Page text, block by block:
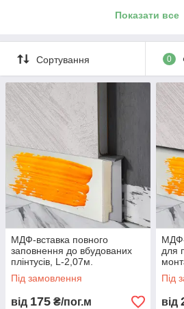
Виготовлення МДФ-плінтуса
Показати все
Сортування 0
МДФ-вставка повного
заповнення до вбудованих
плінтусів, L-2,07м.
Під замовлення
від 175 ₴/пог.м
МДФ-
для
Під
від